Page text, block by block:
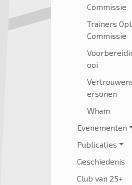
Commissie
Trainers
Commissie
ooi
ersonen
Wham
Evenementen
Publicaties
Geschiedenis
Club van 25+